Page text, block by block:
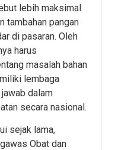
lebih maksimal
tambahan pangan
di pasaran. Oleh
harus
masalah bahan
lembaga
dalam
secara nasional.
sejak lama,
Obat dan